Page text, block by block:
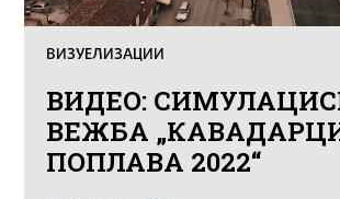
ВИЗУЕЛИЗАЦИИ
ВИДЕО:
ВЕЖБА
ПОПЛАВА 2022“